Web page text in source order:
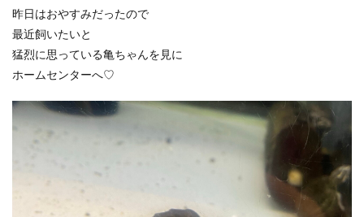
昨日はおやすみだったので
最近飼いたいと
猛烈に思っている亀ちゃんを見に
ホームセンターへ♡